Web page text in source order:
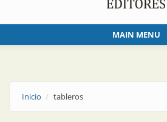
MAIN MENU
Inicio tableros